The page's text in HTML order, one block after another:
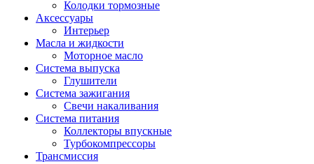
Колодки тормозные
Аксессуары
Интерьер
Масла и жидкости
Моторное масло
Система выпуска
Глушители
Система зажигания
Свечи накаливания
Система питания
Коллекторы впускные
Турбокомпрессоры
Трансмиссия